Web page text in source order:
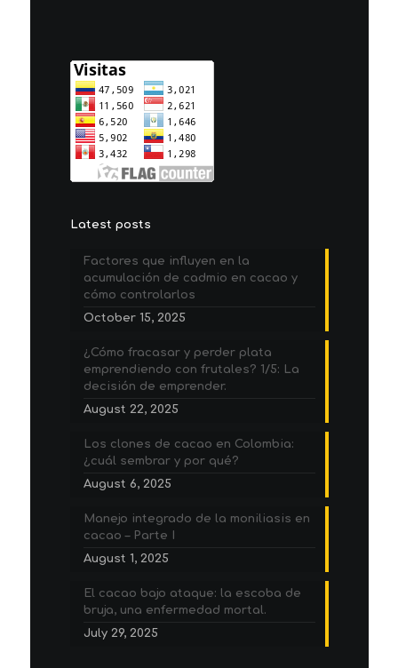
Latest posts
Factores que influyen en la
acumulación de cadmio en cacao y
cómo controlarlos
October 15, 2025
¿Cómo fracasar y perder plata
emprendiendo con frutales? 1/5: La
decisión de emprender.
August 22, 2025
Los clones de cacao en Colombia:
¿cuál sembrar y por qué?
August 6, 2025
Manejo integrado de la moniliasis en
cacao – Parte I
August 1, 2025
El cacao bajo ataque: la escoba de
bruja, una enfermedad mortal.
July 29, 2025